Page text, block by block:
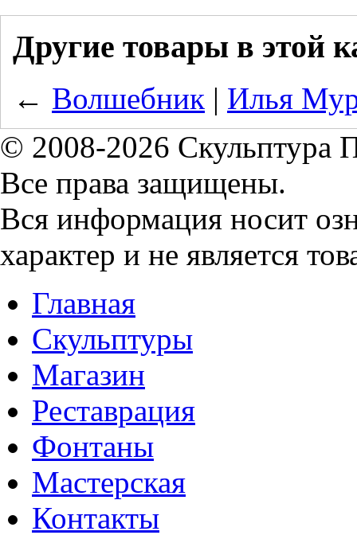
Другие товары в этой
← Волшебник | Илья
© 2008-2026 Скульптура
Все права защищены.
Вся информация носит
характер и не является
Главная
Скульптуры
Магазин
Реставрация
Фонтаны
Мастерская
Контакты